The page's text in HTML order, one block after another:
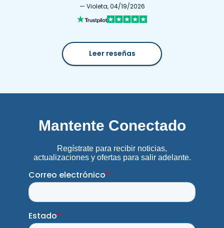
— Violeta, 04/19/2026
Leer reseñas